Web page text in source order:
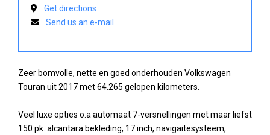
Zeer bomvolle, nette en goed onderhouden Volkswagen
Touran uit 2017 met 64.265 gelopen kilometers.
Veel luxe opties o.a automaat 7-versnellingen met maar liefst
150 pk. alcantara bekleding, 17 inch, navigaitesysteem,
Get directions
Send us an e-mail